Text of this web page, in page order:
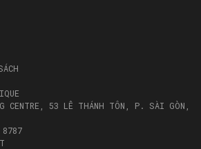
CENTRE, 53 LÊ THÁNH TÔN, P. SÀI GÒN,